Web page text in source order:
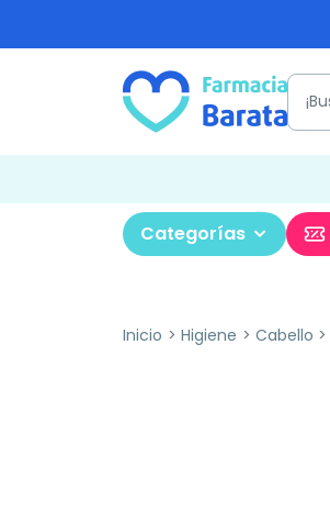
Categorías
Inicio Higiene Cabello